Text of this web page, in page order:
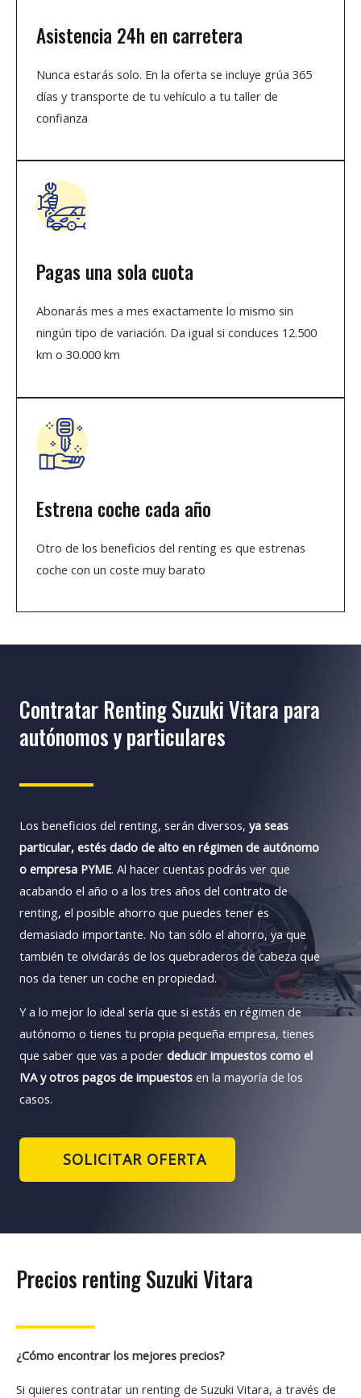
Asistencia 24h en carretera
Nunca estarás solo. En la oferta se incluye grúa 365
días y transporte de tu vehículo a tu taller de
confianza
Pagas una sola cuota
Abonarás mes a mes exactamente lo mismo sin
ningún tipo de variación. Da igual si conduces 12.500
km o 30.000 km
Estrena coche cada año
Otro de los beneficios del renting es que estrenas
coche con un coste muy barato
Contratar Renting Suzuki Vitara para
autónomos y particulares
Los beneficios del renting, serán diversos, ya seas
particular, estés dado de alto en régimen de autónomo
o empresa PYME. Al hacer cuentas podrás ver que
acabando el año o a los tres años del contrato de
renting, el posible ahorro que puedes tener es
demasiado importante. No tan sólo el ahorro, ya que
también te olvidarás de los quebraderos de cabeza que
nos da tener un coche en propiedad.
Y a lo mejor lo ideal sería que si estás en régimen de
autónomo o tienes tu propia pequeña empresa, tienes
que saber que vas a poder deducir impuestos como el
IVA y otros pagos de impuestos en la mayoría de los
casos.
SOLICITAR OFERTA
Precios renting Suzuki Vitara
¿Cómo encontrar los mejores precios?
Si quieres contratar un renting de Suzuki Vitara, a través de